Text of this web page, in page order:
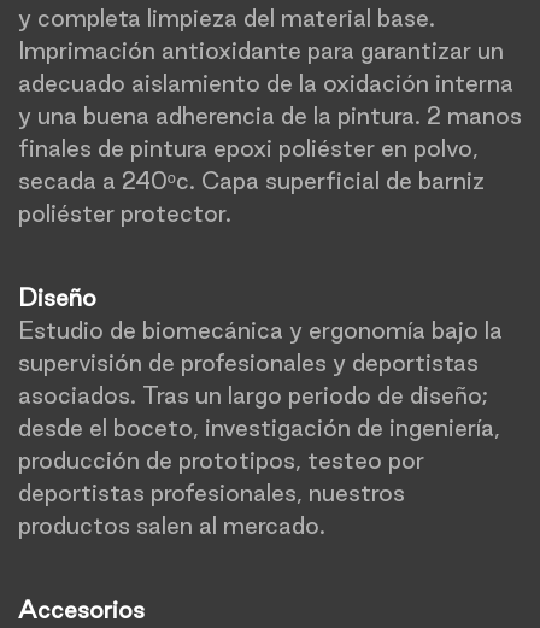
y completa limpieza del material base.
Imprimación antioxidante para garantizar un
adecuado aislamiento de la oxidación interna
y una buena adherencia de la pintura. 2 manos
finales de pintura epoxi poliéster en polvo,
secada a 240ºc. Capa superficial de barniz
poliéster protector.
Diseño
Estudio de biomecánica y ergonomía bajo la
supervisión de profesionales y deportistas
asociados. Tras un largo periodo de diseño;
desde el boceto, investigación de ingeniería,
producción de prototipos, testeo por
deportistas profesionales, nuestros
productos salen al mercado.
Accesorios